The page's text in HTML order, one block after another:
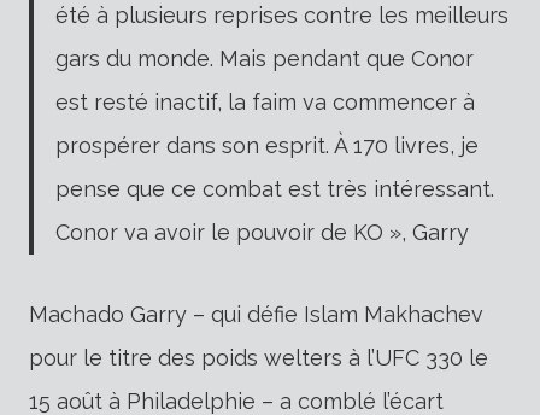
été à plusieurs reprises contre les meilleurs
gars du monde. Mais pendant que Conor
est resté inactif, la faim va commencer à
prospérer dans son esprit. À 170 livres, je
pense que ce combat est très intéressant.
Conor va avoir le pouvoir de KO », Garry
Machado Garry – qui défie Islam Makhachev
pour le titre des poids welters à l’UFC 330 le
15 août à Philadelphie – a comblé l’écart